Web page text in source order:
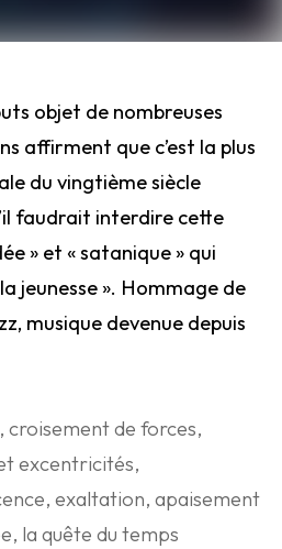
objet de nombreuses
affirment que c’est la plus
du vingtième siècle
faudrait interdire cette
» et « satanique » qui
jeunesse ». Hommage de
musique devenue depuis
croisement de forces,
excentricités,
exaltation, apaisement
la quête du temps